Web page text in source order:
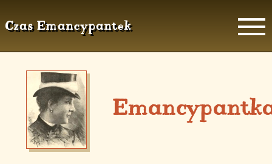
Czas Emancypantek